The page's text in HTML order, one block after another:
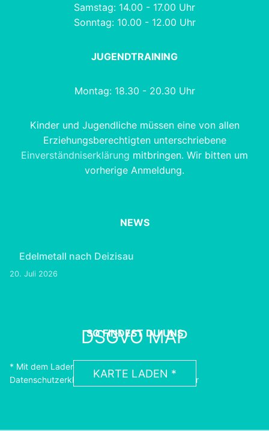
Samstag: 14.00 - 17.00 Uhr
Sonntag: 10.00 - 12.00 Uhr
JUGENDTRAINING
Montag: 18.30 - 20.30 Uhr
Kinder und Jugendliche müssen eine von allen
Erziehungsberechtigten unterschriebene
Einverständniserklärung mitbringen. Wir bitten um
vorherige Anmeldung.
NEWS
Edelmetall nach Deizisau
20. Juli 2026
SO FINDEST DU UNS
DSGVO MAP
KARTE LADEN *
* Mit dem Laden der Karte akzeptierst du die
Datenschutzerklärung von Google.Erfahre Mehr